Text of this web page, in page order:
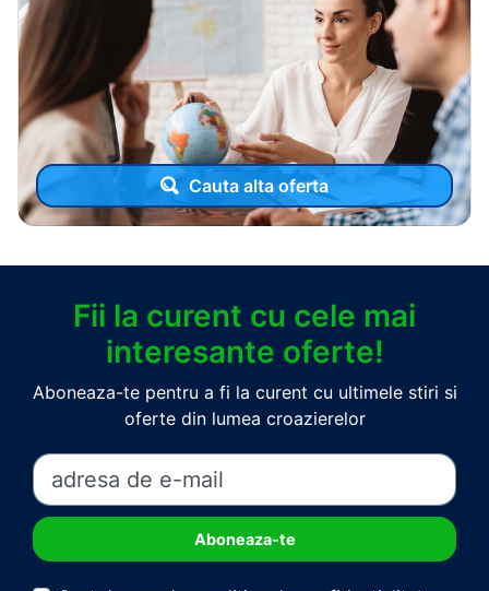
Cauta alta oferta
Fii la curent cu cele mai
interesante oferte!
Aboneaza-te pentru a fi la curent cu ultimele stiri si
oferte din lumea croazierelor